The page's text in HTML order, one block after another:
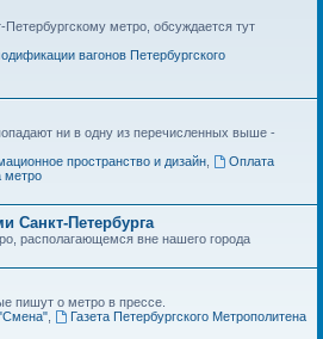
Петербургскому метро, обсуждается тут
вагонов Петербургского
ни в одну из перечисленных выше -
пространство и дизайн,
Оплата
метро
Санкт-Петербурга
располагающемся вне нашего города
пишут о метро в прессе.
,
Газета Петербургского Метрополитена